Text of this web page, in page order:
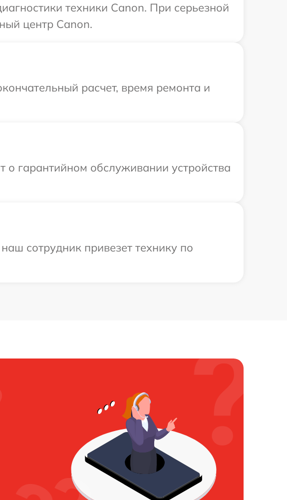
техники Canon. При серьезной
центр Canon.
расчет, время ремонта и
гарантийном обслуживании устройства
сотрудник привезет технику по